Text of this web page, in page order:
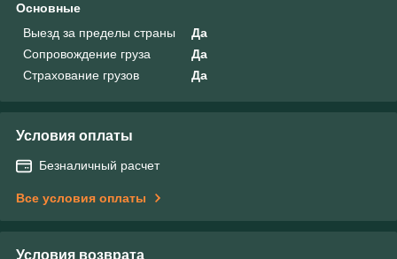
Основные
Выезд за пределы страны
Да
Сопровождение груза
Да
Страхование грузов
Да
Условия оплаты
Безналичный расчет
Все условия оплаты
Условия возврата